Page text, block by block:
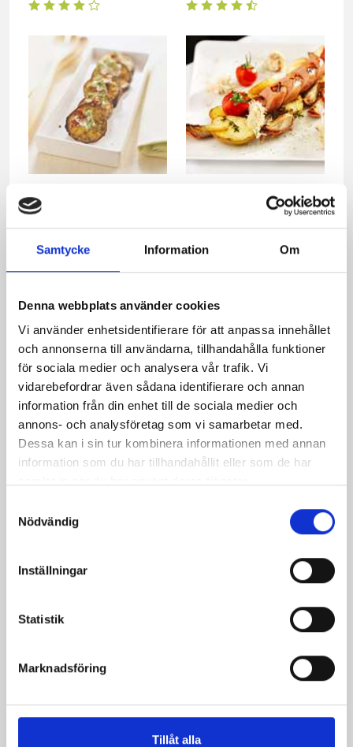
Samtycke Information Om
Denna webbplats använder cookies
Vi använder enhetsidentifierare för att anpassa innehållet
och annonserna till användarna, tillhandahålla funktioner
för sociala medier och analysera vår trafik. Vi
vidarebefordrar även sådana identifierare och annan
information från din enhet till de sociala medier och
annons- och analysföretag som vi samarbetar med.
Dessa kan i sin tur kombinera informationen med annan
information som du har tillhandahållit eller som de har
Nödvändig
Inställningar
Statistik
Marknadsföring
Tillåt alla
Grillad Salsiccia med
Västerbottensost-crème
Tomatsoppa med rostat
sesamfrö
Italian delight
grönsakspanna